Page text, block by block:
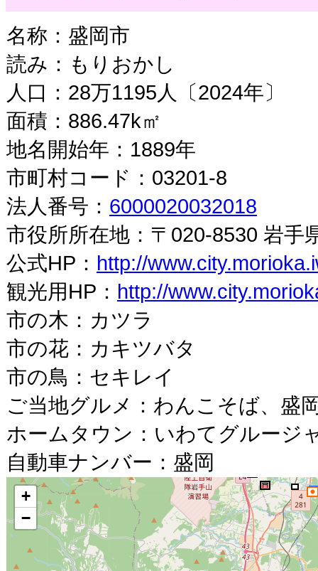
名称：盛岡市
読み：もりおかし
人口：28万1195人〔2024年〕
面積：886.47k㎡
地名開始年：1889年
市町村コード：03201-8
法人番号： 6000020032018
市役所所在地：〒020-8530 岩手
公式HP： http://
観光用HP： http://
市の木：カツラ
市の花：カキツバタ
市の鳥：セキレイ
ご当地グルメ：わんこそば、盛
ホームタウン：いわてグルージ
自動車ナンバー：盛岡
+
−